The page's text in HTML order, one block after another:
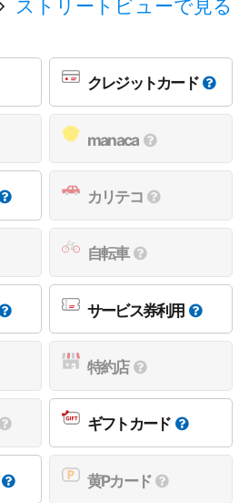
ストリートビューで見る
クレジットカード
manaca
カリテコ
自転車
サービス券利用
特約店
ギフトカード
黄Pカード